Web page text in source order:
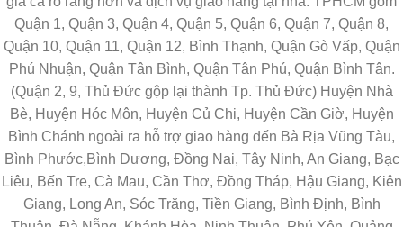
Quận 1, Quận 3, Quận 4, Quận 5, Quận 6, Quận 7, Quận 8,
Quận 10, Quận 11, Quận 12, Bình Thạnh, Quận Gò Vấp, Quận
Phú Nhuận, Quận Tân Bình, Quận Tân Phú, Quận Bình Tân.
(Quận 2, 9, Thủ Đức gộp lại thành Tp. Thủ Đức) Huyện Nhà
Bè, Huyện Hóc Môn, Huyện Củ Chi, Huyện Cần Giờ, Huyện
Bình Chánh ngoài ra hỗ trợ giao hàng đến Bà Rịa Vũng Tàu,
Bình Phước,Bình Dương, Đồng Nai, Tây Ninh, An Giang, Bạc
Liêu, Bến Tre, Cà Mau, Cần Thơ, Đồng Tháp, Hậu Giang, Kiên
Giang, Long An, Sóc Trăng, Tiền Giang, Bình Định, Bình